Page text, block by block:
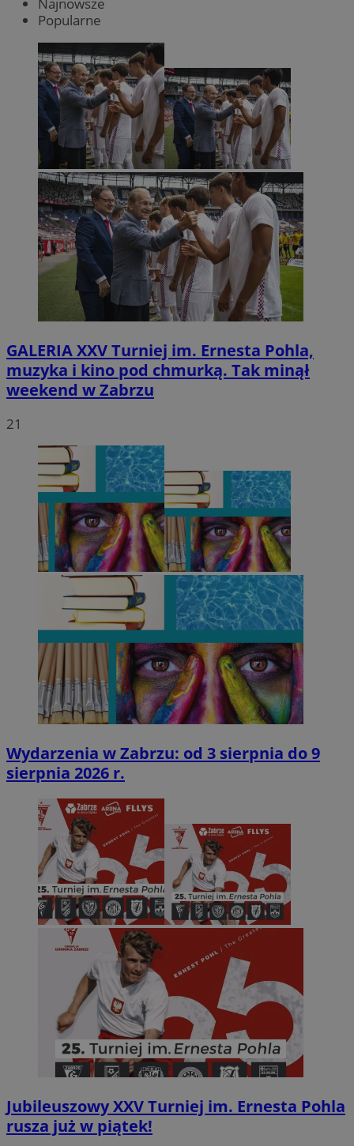
Najnowsze
Popularne
GALERIAXXV Turniej im. Ernesta Pohla,
muzyka i kino pod chmurką. Tak minął
weekend w Zabrzu
21
Wydarzenia w Zabrzu: od 3 sierpnia do 9
sierpnia 2026 r.
Jubileuszowy XXV Turniej im. Ernesta Pohla
rusza już w piątek!